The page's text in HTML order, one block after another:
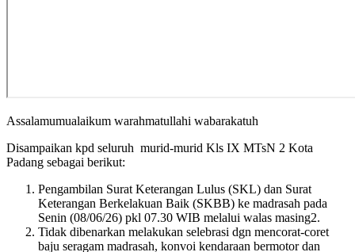
Assalamumualaikum warahmatullahi wabarakatuh
Disampaikan kpd seluruh murid-murid Kls IX MTsN 2 Kota
Padang sebagai berikut:
Pengambilan Surat Keterangan Lulus (SKL) dan Surat
Keterangan Berkelakuan Baik (SKBB) ke madrasah pada
Senin (08/06/26) pkl 07.30 WIB melalui walas masing2.
Tidak dibenarkan melakukan selebrasi dgn mencorat-coret
baju seragam madrasah, konvoi kendaraan bermotor dan